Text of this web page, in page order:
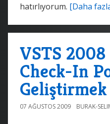
hatırlıyorum. [Daha
VSTS
Check-In
Geliştirmek
07 AĞUSTOS 2009 BURAK-